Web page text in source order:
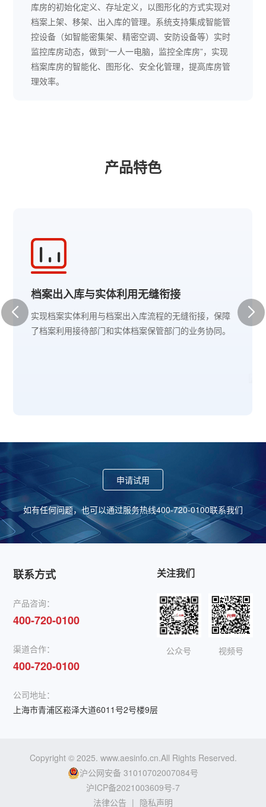
库房的初始化定义、存址定义，以图形化的方式实现对
档案上架、移架、出入库的管理。系统支持集成智能管
控设备（如智能密集架、精密空调、安防设备等）实时
监控库房动态，做到“一人一电脑，监控全库房”，实现
档案库房的智能化、图形化、安全化管理，提高库房管
理效率。
产品特色
档案出入库与实体利用无缝衔接
实现档案实体利用与档案出入库流程的无缝衔接，保障
了档案利用接待部门和实体档案保管部门的业务协同。
申请试用
如有任何问题，也可以通过服务热线400-720-0100联系我们
联系方式
产品咨询：
400-720-0100
渠道合作：
400-720-0100
公司地址：
上海市青浦区崧泽大道6011号2号楼9层
关注我们
公众号 视频号
Copyright © 2025. www.aesinfo.cn.All Rights Reserved.
沪公网安备 31010702007084号
沪ICP备2021003609号-7
法律公告 | 隐私声明